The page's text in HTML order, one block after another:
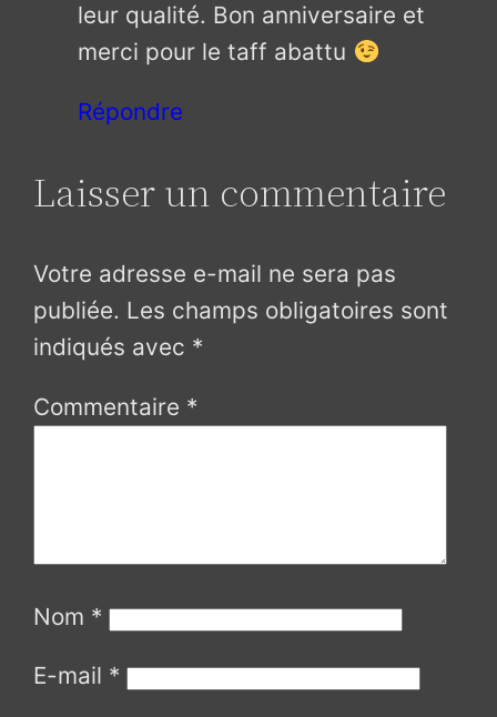
leur qualité. Bon anniversaire et
merci pour le taff abattu
Répondre
Laisser un commentaire
Votre adresse e-mail ne sera pas
publiée. Les champs obligatoires sont
indiqués avec *
Commentaire *
Nom *
E-mail *